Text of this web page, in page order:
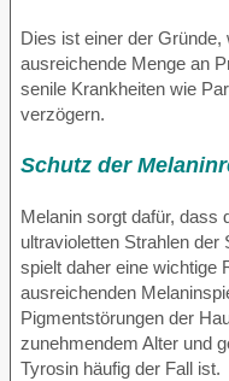
Dies ist einer der
ausreichende Menge an
senile Krankheiten wie
verzögern.
Schutz der
Melanin sorgt dafür, dass
ultravioletten Strahlen
spielt daher eine wichtige
ausreichenden
Pigmentstörungen der
zunehmendem Alter und
Tyrosin häufig der Fall ist.